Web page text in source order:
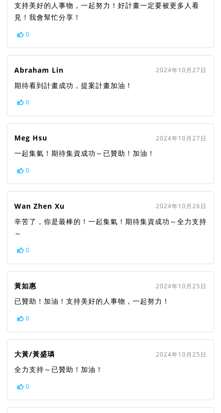
支持美好的人事物，一起努力！好計畫一定要被更多人看
見！我會幫忙分享！
0
Abraham Lin 2024年10月27日
期待看到計畫成功，提案計畫加油！
0
Meg Hsu 2024年10月27日
一起集氣！期待集資成功～已贊助！加油！
0
Wan Zhen Xu 2024年10月26日
辛苦了，你是最棒的！一起集氣！期待集資成功～全力支持
～
0
黃如惠 2024年10月25日
已贊助！加油！支持美好的人事物，一起努力！
0
大黃/黃盛璘 2024年10月25日
全力支持～已贊助！加油！
0